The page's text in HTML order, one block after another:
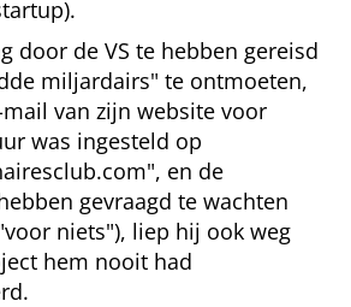
door de VS te hebben gereisd
miljardairs te ontmoeten,
van zijn website voor
was ingesteld op
, en de
gevraagd te wachten
voor niets ), liep hij ook weg
hem nooit had